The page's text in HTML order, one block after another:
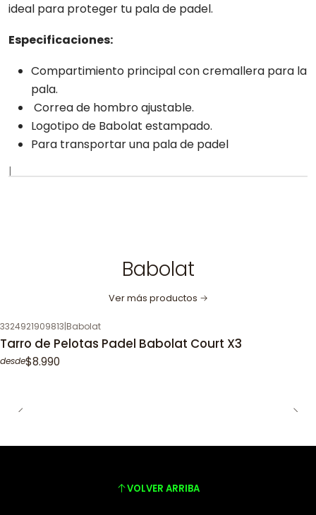
ideal para proteger tu pala de padel.
Especificaciones:
Compartimiento principal con cremallera para la
pala.
Correa de hombro ajustable.
Logotipo de Babolat estampado.
Para transportar una pala de padel
|
Babolat
Ver más productos
3324921909813|Babolat
Tarro de Pelotas Padel Babolat Court X3
desde$8.990
VOLVER ARRIBA